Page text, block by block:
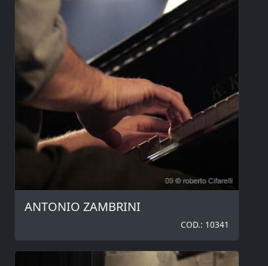
ANTONIO ZAMBRINI
COD.: 10341